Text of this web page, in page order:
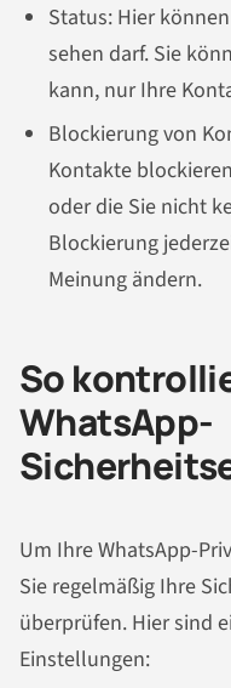
Status: Hier
sehen darf. Sie
kann, nur Ihre
Blockierung von
Kontakte
oder die Sie nicht
Blockierung
Meinung ändern.
So
WhatsApp-
Um Ihre WhatsApp-
Sie regelmäßig Ihre
überprüfen. Hier sind
Einstellungen: